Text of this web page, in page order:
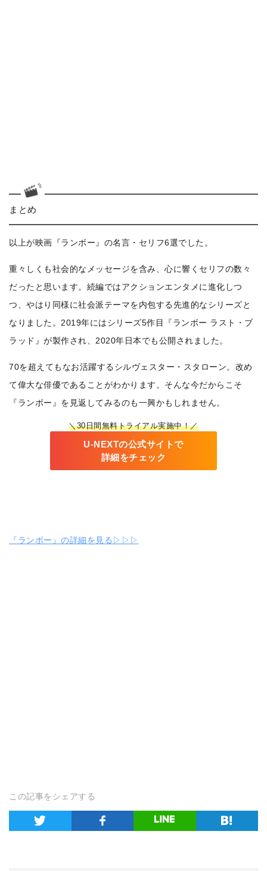
まとめ
以上が映画『ランボー』の名言・セリフ6選でした。
重々しくも社会的なメッセージを含み、心に響くセリフの数々
だったと思います。 続編ではアクションエンタメに進化しつ
つ、やはり同様に社会派テーマを内包する先進的なシリーズと
なりました。2019年にはシリーズ5作目『ランボー ラスト・ブ
ラッド』が製作され、2020年日本でも公開されました。
70を超えてもなお活躍するシルヴェスター・スタローン。改め
て偉大な俳優であることがわかります。 そんな今だからこそ
『ランボー』を見返してみるのも一興かもしれません。
＼30日間無料トライアル実施中！／
U-NEXTの公式サイトで
詳細をチェック
『ランボー』の詳細を見る▷▷▷
この記事をシェアする